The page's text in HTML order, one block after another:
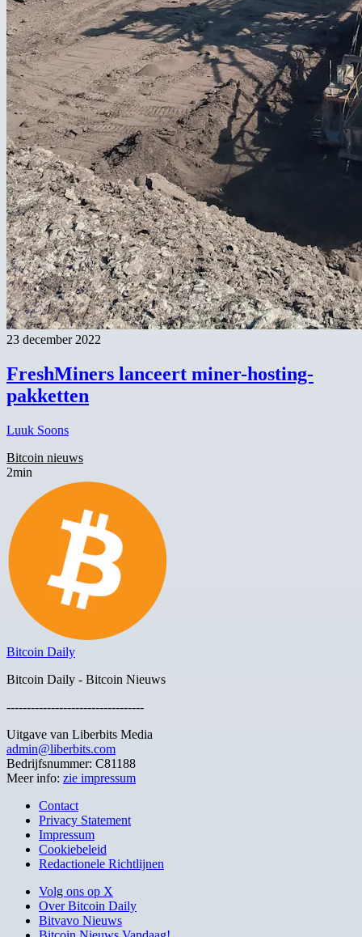
23 december 2022
FreshMiners lanceert miner-hosting-
pakketten
Luuk Soons
Bitcoin nieuws
2min
Bitcoin Daily
Bitcoin Daily - Bitcoin Nieuws
----------------------------------
Uitgave van Liberbits Media
admin@liberbits.com
Bedrijfsnummer: C81188
Meer info: zie impressum
Contact
Privacy Statement
Impressum
Cookiebeleid
Redactionele Richtlijnen
Volg ons op X
Over Bitcoin Daily
Bitvavo Nieuws